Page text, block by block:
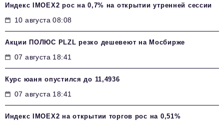
Индекс IMOEX2 рос на 0,7% на открытии утренней сессии
10 августа 08:08
Акции ПОЛЮС PLZL резко дешевеют на Мосбирже
07 августа 18:41
Курс юаня опустился до 11,4936
07 августа 18:41
Индекс IMOEX2 на открытии торгов рос на 0,51%